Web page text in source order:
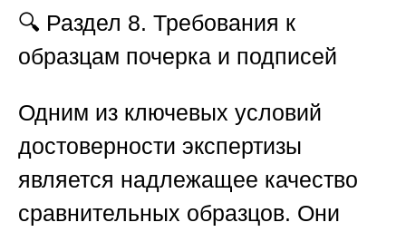
🔍 Раздел 8. Требования к
образцам почерка и подписей
Одним из ключевых условий
достоверности экспертизы
является надлежащее качество
сравнительных образцов. Они